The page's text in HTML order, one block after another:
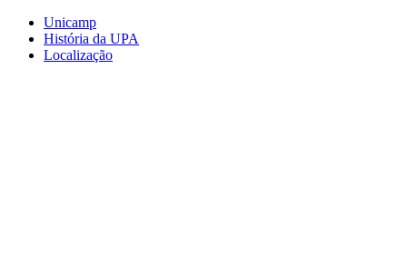
Conteúdo principal
Unicamp
História da UPA
Localização